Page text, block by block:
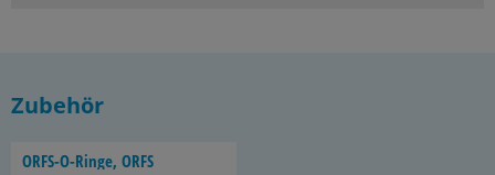
Zubehör
ORFS-​O-Ringe, ORFS